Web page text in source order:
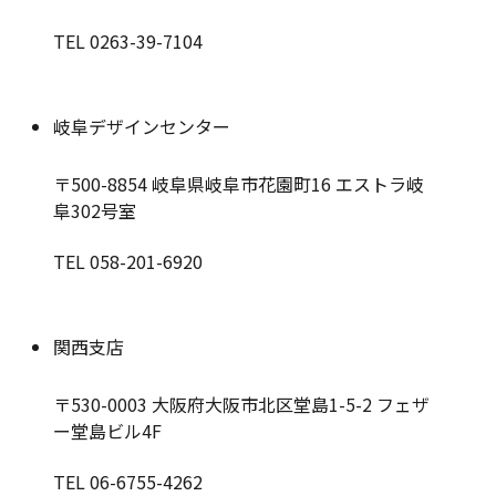
TEL 0263-39-7104
岐阜デザインセンター
〒500-8854岐阜県岐阜市花園町16 エストラ岐
阜302号室
TEL 058-201-6920
関西支店
〒530-0003 大阪府大阪市北区堂島1-5-2 フェザ
ー堂島ビル4F
TEL 06-6755-4262